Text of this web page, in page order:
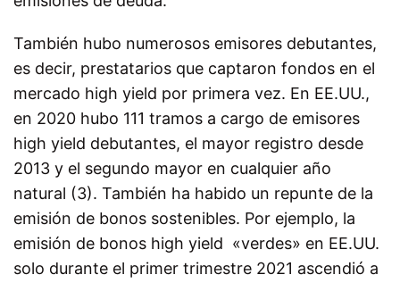
También hubo numerosos emisores debutantes,
es decir, prestatarios que captaron fondos en el
mercado high yield por primera vez. En EE.UU.,
en 2020 hubo 111 tramos a cargo de emisores
high yield debutantes, el mayor registro desde
2013 y el segundo mayor en cualquier año
natural (3). También ha habido un repunte de la
emisión de bonos sostenibles. Por ejemplo, la
emisión de bonos high yield «verdes» en EE.UU.
solo durante el primer trimestre 2021 ascendió a